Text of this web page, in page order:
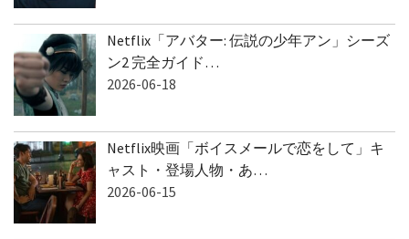
Netflix「アバター: 伝説の少年アン」シーズ
ン2 完全ガイド…
2026-06-18
Netflix映画「ボイスメールで恋をして」キ
ャスト・登場人物・あ…
2026-06-15